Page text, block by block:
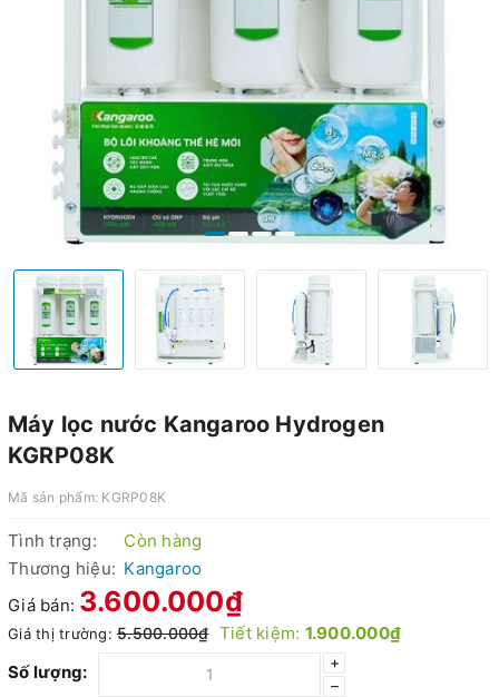
Máy lọc nước Kangaroo Hydrogen
KGRP08K
Mã sản phẩm: KGRP08K
Tình trạng:
Còn hàng
Thương hiệu: Kangaroo
Giá bán: 3.600.000₫
Giá thị trường: 5.500.000₫ Tiết kiệm: 1.900.000₫
Số lượng:
+
–